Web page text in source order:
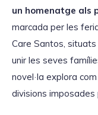
un homenatge als
marcada per les
Care Santos,
unir les seves
novel·la explora
divisions imposades